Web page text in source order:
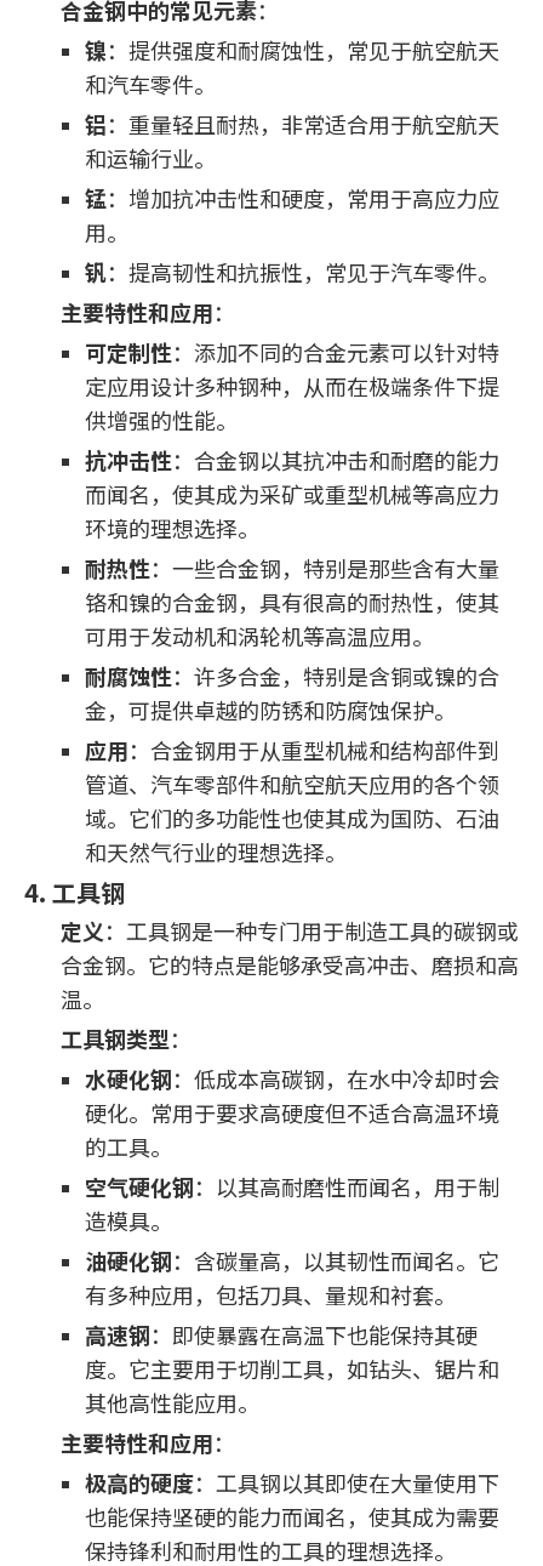
合金钢中的常见元素：
镍：提供强度和耐腐蚀性，常见于航空航天
和汽车零件。
铝：重量轻且耐热，非常适合用于航空航天
和运输行业。
锰：增加抗冲击性和硬度，常用于高应力应
用。
钒：提高韧性和抗振性，常见于汽车零件。
主要特性和应用：
可定制性：添加不同的合金元素可以针对特
定应用设计多种钢种，从而在极端条件下提
供增强的性能。
抗冲击性：合金钢以其抗冲击和耐磨的能力
而闻名，使其成为采矿或重型机械等高应力
环境的理想选择。
耐热性：一些合金钢，特别是那些含有大量
铬和镍的合金钢，具有很高的耐热性，使其
可用于发动机和涡轮机等高温应用。
耐腐蚀性：许多合金，特别是含铜或镍的合
金，可提供卓越的防锈和防腐蚀保护。
应用：合金钢用于从重型机械和结构部件到
管道、汽车零部件和航空航天应用的各个领
域。它们的多功能性也使其成为国防、石油
和天然气行业的理想选择。
4. 工具钢
定义：工具钢是一种专门用于制造工具的碳钢或
合金钢。它的特点是能够承受高冲击、磨损和高
温。
工具钢类型：
水硬化钢：低成本高碳钢，在水中冷却时会
硬化。常用于要求高硬度但不适合高温环境
的工具。
空气硬化钢：以其高耐磨性而闻名，用于制
造模具。
油硬化钢：含碳量高，以其韧性而闻名。它
有多种应用，包括刀具、量规和衬套。
高速钢：即使暴露在高温下也能保持其硬
度。它主要用于切削工具，如钻头、锯片和
其他高性能应用。
主要特性和应用：
极高的硬度：工具钢以其即使在大量使用下
也能保持坚硬的能力而闻名，使其成为需要
保持锋利和耐用性的工具的理想选择。